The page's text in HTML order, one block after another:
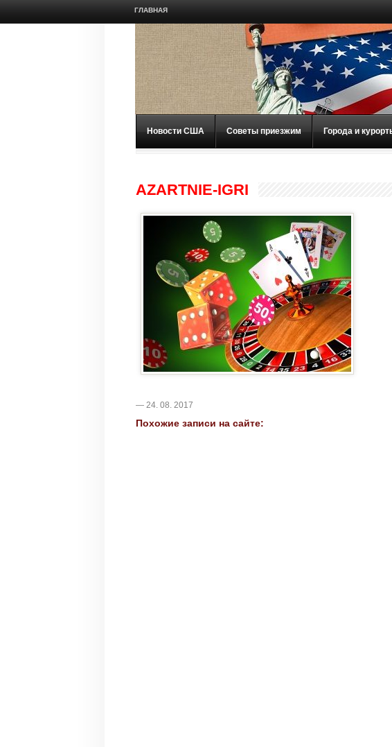
ГЛАВНАЯ
Новости США Советы приезжим Города и
AZARTNIE-IGRI
— 24. 08. 2017
Похожие записи на сайте: